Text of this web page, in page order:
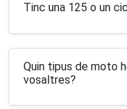
Tinc una 125 o un
Quin tipus de moto
vosaltres?